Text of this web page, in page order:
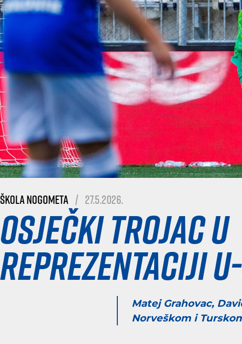
Škola nogometa | 27.5.2026.
Osječki trojac u
reprezentaciji
Matej Grahovac,
Norveškom i